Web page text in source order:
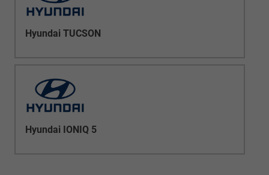
Hyundai TUCSON
Hyundai IONIQ 5